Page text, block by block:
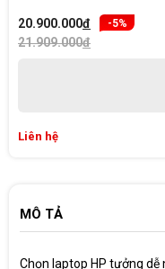
20.900.000đ -5%
21.909.000đ
Liên hệ
MÔ TẢ
Chọn laptop HP tưởng